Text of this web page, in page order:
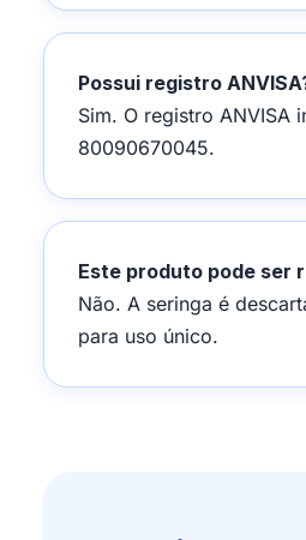
Possui registro
Sim. O registro ANVISA
80090670045.
Este produto pode ser
Não. A seringa é
para uso único.